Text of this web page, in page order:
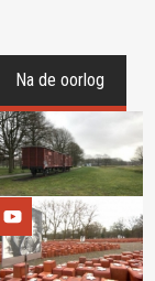
Na de oorlog